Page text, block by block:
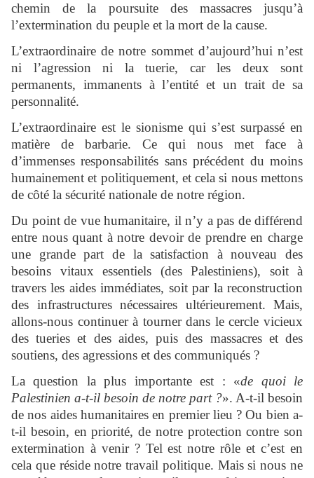
chemin de la poursuite des massacres jusqu’à
l’extermination du peuple et la mort de la cause.
L’extraordinaire de notre sommet d’aujourd’hui n’est
ni l’agression ni la tuerie, car les deux sont
permanents, immanents à l’entité et un trait de sa
personnalité.
L’extraordinaire est le sionisme qui s’est surpassé en
matière de barbarie. Ce qui nous met face à
d’immenses responsabilités sans précédent du moins
humainement et politiquement, et cela si nous mettons
de côté la sécurité nationale de notre région.
Du point de vue humanitaire, il n’y a pas de différend
entre nous quant à notre devoir de prendre en charge
une grande part de la satisfaction à nouveau des
besoins vitaux essentiels (des Palestiniens), soit à
travers les aides immédiates, soit par la reconstruction
des infrastructures nécessaires ultérieurement. Mais,
allons-nous continuer à tourner dans le cercle vicieux
des tueries et des aides, puis des massacres et des
soutiens, des agressions et des communiqués ?
La question la plus importante est : «de quoi le
Palestinien a-t-il besoin de notre part ?». A-t-il besoin
de nos aides humanitaires en premier lieu ? Ou bien a-
t-il besoin, en priorité, de notre protection contre son
extermination à venir ? Tel est notre rôle et c’est en
cela que réside notre travail politique. Mais si nous ne